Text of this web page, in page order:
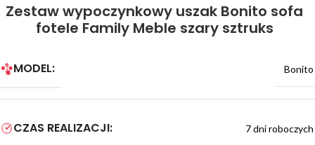
Zestaw wypoczynkowy uszak Bonito sofa
fotele Family Meble szary sztruks
MODEL: Bonito
CZAS REALIZACJI: 7 dni roboczych